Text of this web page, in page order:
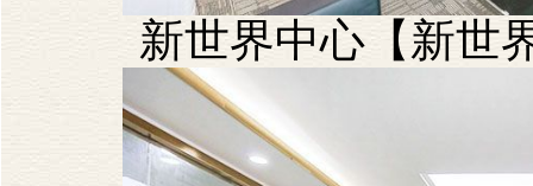
新世界中心【新世